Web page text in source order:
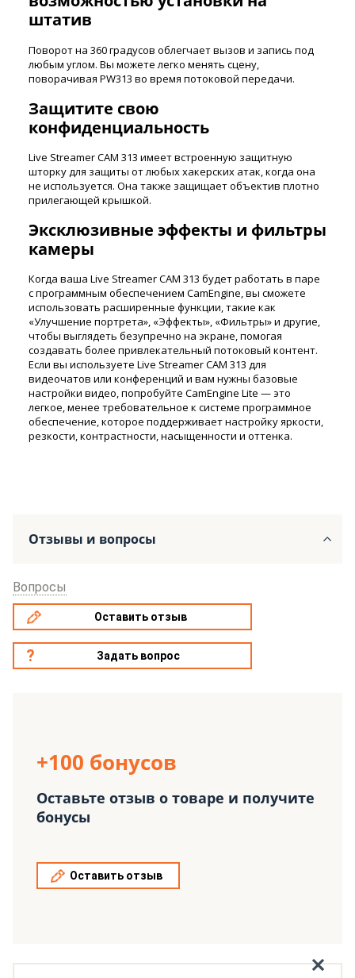
штатив
Поворот на 360 градусов облегчает вызов и запись под
любым углом. Вы можете легко менять сцену,
поворачивая PW313 во время потоковой передачи.
Защитите свою
конфиденциальность
Live Streamer CAM 313 имеет встроенную защитную
шторку для защиты от любых хакерских атак, когда она
не используется. Она также защищает объектив плотно
прилегающей крышкой.
Эксклюзивные эффекты и фильтры
камеры
Когда ваша Live Streamer CAM 313 будет работать в паре
с программным обеспечением CamEngine, вы сможете
использовать расширенные функции, такие как
«Улучшение портрета», «Эффекты», «Фильтры» и другие,
чтобы выглядеть безупречно на экране, помогая
создавать более привлекательный потоковый контент.
Если вы используете Live Streamer CAM 313 для
видеочатов или конференций и вам нужны базовые
настройки видео, попробуйте CamEngine Lite — это
легкое, менее требовательное к системе программное
обеспечение, которое поддерживает настройку яркости,
резкости, контрастности, насыщенности и оттенка.
Отзывы и вопросы
Вопросы
Оставить отзыв
Задать вопрос
+100 бонусов
Оставьте отзыв о товаре и получите
бонусы
Оставить отзыв